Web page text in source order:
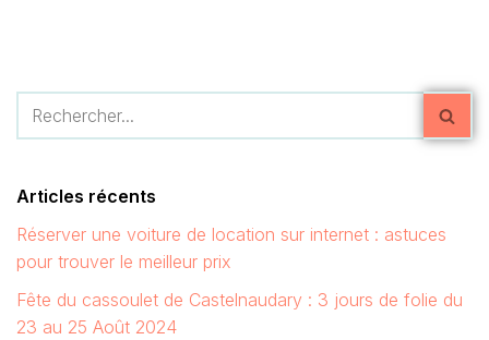
Articles récents
Réserver une voiture de location sur internet : astuces
pour trouver le meilleur prix
Fête du cassoulet de Castelnaudary : 3 jours de folie du
23 au 25 Août 2024